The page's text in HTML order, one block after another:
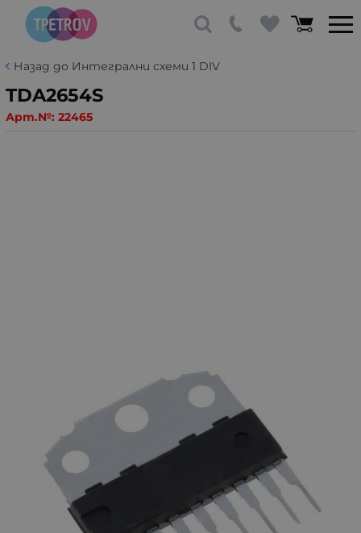
Назад до Интегрални схеми 1 DIV
TDA2654S
Арт.№: 22465